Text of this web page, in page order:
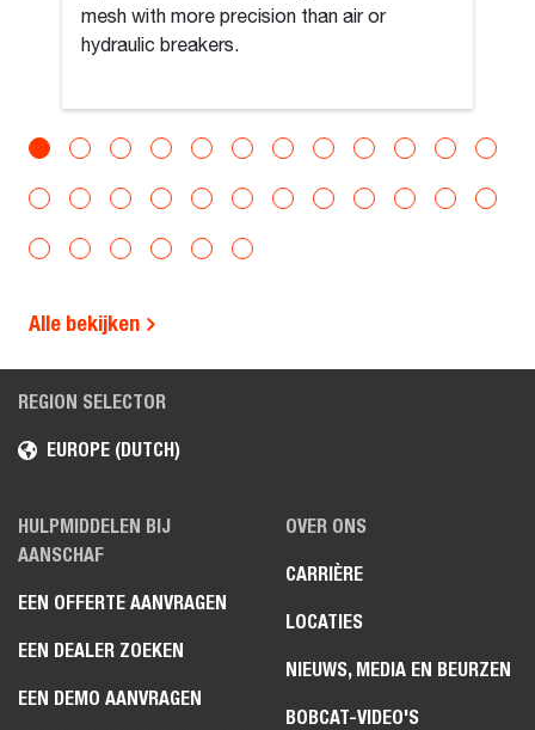
mesh with more precision than air or
hydraulic breakers.
Alle bekijken
REGION SELECTOR
EUROPE (DUTCH)
HULPMIDDELEN BIJ
AANSCHAF
EEN OFFERTE AANVRAGEN
EEN DEALER ZOEKEN
EEN DEMO AANVRAGEN
OVER ONS
CARRIÈRE
LOCATIES
NIEUWS, MEDIA EN BEURZEN
BOBCAT-VIDEO'S